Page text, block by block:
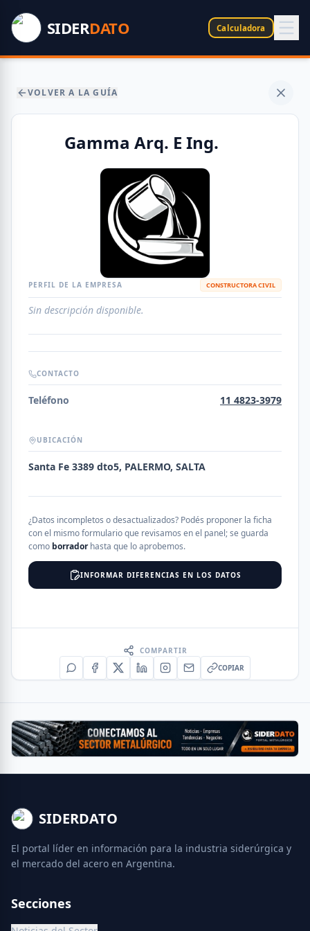
SIDERDATO Calculadora
VOLVER A LA GUÍA
Gamma Arq. E Ing.
PERFIL DE LA EMPRESA CONSTRUCTORA CIVIL
Sin descripción disponible.
CONTACTO
Teléfono 11 4823-3979
UBICACIÓN
Santa Fe 3389 dto5, PALERMO, SALTA
¿Datos incompletos o desactualizados? Podés proponer la ficha
con el mismo formulario que revisamos en el panel; se guarda
como borradorhasta que lo aprobemos.
INFORMAR DIFERENCIAS EN LOS DATOS
COMPARTIR
COPIAR
SIDERDATO
El portal líder en información para la industria siderúrgica y
el mercado del acero en Argentina.
Secciones